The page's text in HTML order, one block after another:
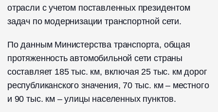
отрасли с учетом поставленных президентом
задач по модернизации транспортной сети.
По данным Министерства транспорта, общая
протяженность автомобильной сети страны
составляет 185 тыс. км, включая 25 тыс. км дорог
республиканского значения, 70 тыс. км – местного
и 90 тыс. км – улицы населенных пунктов.